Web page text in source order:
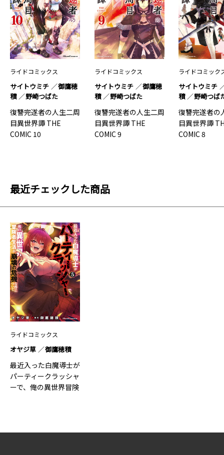
ライドコミックス
サイトウミチ
御鷹穂
積
野崎つばた
復讐完遂者の人生二周
目異世界譚 THE
COMIC 10
ライドコミックス
サイトウミチ
御鷹穂
積
野崎つばた
復讐完遂者の人生二周
目異世界譚 THE
COMIC 9
ライドコミック
サイトウミチ
積
野崎つば
復讐完遂者の
目異世界譚
COMIC 8
最近チェックした商品
ライドコミックス
オヤジ草 御鷹穂積
最近入った白魔導士が
パーティークラッシャ
ーで、俺の異世界冒険